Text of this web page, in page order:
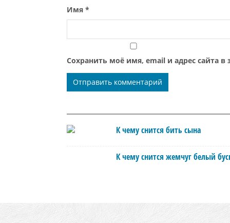
Имя *
Сохранить моё имя, email и адрес сайта
К чему снится бить сына
К чему снится жемчуг белый